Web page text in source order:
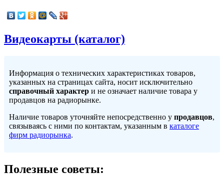
Видеокарты (каталог)
Информация о технических характеристиках товаров,
указанных на страницах сайта, носит исключительно
справочный характер и не означает наличие товара у
продавцов на радиорынке.
Наличие товаров уточняйте непосредственно у продавцов,
связываясь с ними по контактам, указанным в каталоге
фирм радиорынка.
Полезные советы: